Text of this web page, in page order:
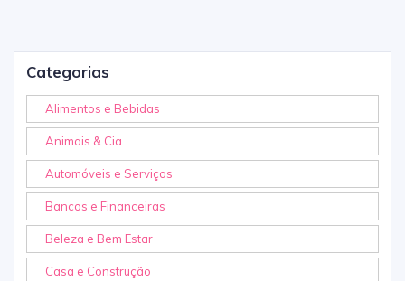
Categorias
Alimentos e Bebidas
Animais & Cia
Automóveis e Serviços
Bancos e Financeiras
Beleza e Bem Estar
Casa e Construção